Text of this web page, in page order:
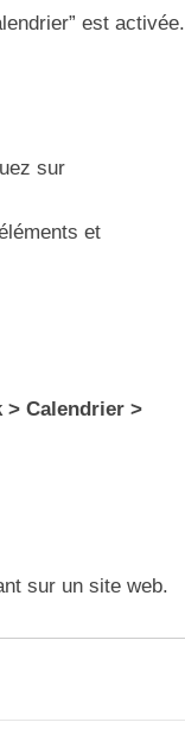
est activée.
sur
et
> Calendrier >
sur un site web.